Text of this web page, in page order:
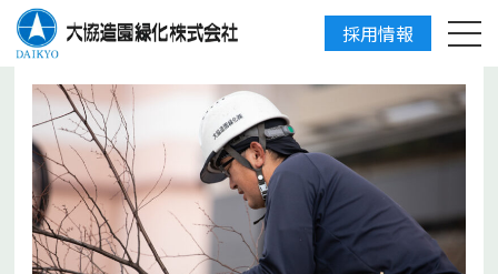
採用情報